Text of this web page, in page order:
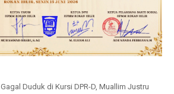
Gagal Duduk di Kursi DPR-D, Muallim Justru